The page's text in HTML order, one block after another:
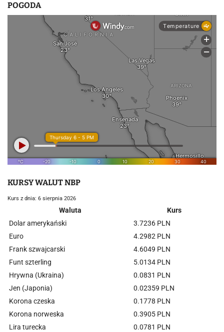
POGODA
KURSY WALUT NBP
Kurs z dnia: 6 sierpnia 2026
Waluta
Kurs
Dolar amerykański
3.7236 PLN
Euro
4.2982 PLN
Frank szwajcarski
4.6049 PLN
Funt szterling
5.0134 PLN
Hrywna (Ukraina)
0.0831 PLN
Jen (Japonia)
0.02359 PLN
Korona czeska
0.1778 PLN
Korona norweska
0.3905 PLN
Lira turecka
0.0781 PLN